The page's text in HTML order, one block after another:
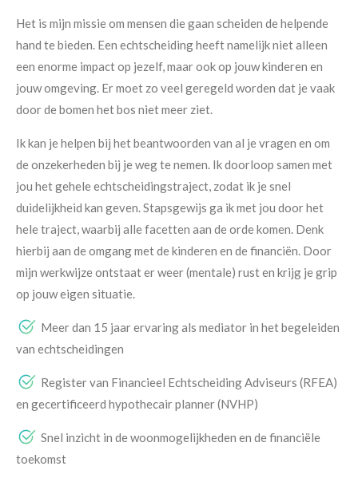
Het is mijn missie om mensen die gaan scheiden de helpende
hand te bieden. Een echtscheiding heeft namelijk niet alleen
een enorme impact op jezelf, maar ook op jouw kinderen en
jouw omgeving. Er moet zo veel geregeld worden dat je vaak
door de bomen het bos niet meer ziet.
Ik kan je helpen bij het beantwoorden van al je vragen en om
de onzekerheden bij je weg te nemen. Ik doorloop samen met
jou het gehele echtscheidingstraject, zodat ik je snel
duidelijkheid kan geven. Stapsgewijs ga ik met jou door het
hele traject, waarbij alle facetten aan de orde komen. Denk
hierbij aan de omgang met de kinderen en de financiën. Door
mijn werkwijze ontstaat er weer (mentale) rust en krijg je grip
op jouw eigen situatie.
Meer dan 15 jaar ervaring als mediator in het begeleiden
van echtscheidingen
Register van Financieel Echtscheiding Adviseurs (RFEA)
en gecertificeerd hypothecair planner (NVHP)
Snel inzicht in de woonmogelijkheden en de financiële
toekomst